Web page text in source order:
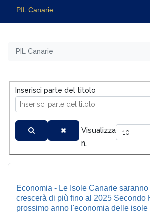
PIL Canarie
PIL Canarie
Inserisci parte del titolo
Visualizza
n.
Economia - Le Isole Canarie
crescerà di più fino al 2025 Secondo
prossimo anno l'economia delle isole